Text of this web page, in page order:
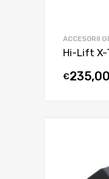
ACCESORII
Hi-Lift X-
€235,00